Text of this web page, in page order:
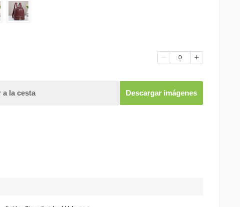
0
a la cesta Descargar imágenes